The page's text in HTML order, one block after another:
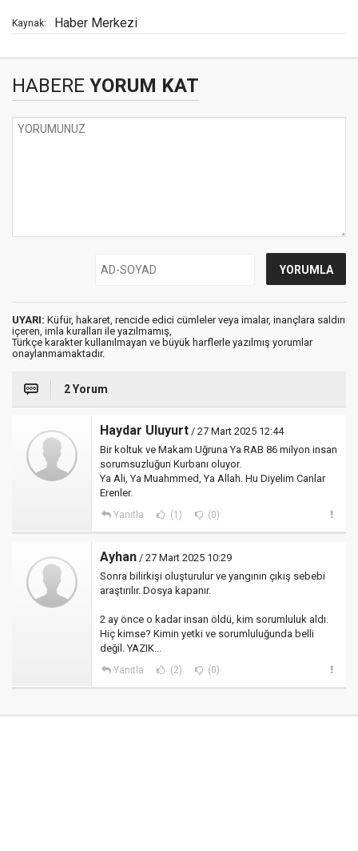
Kaynak: Haber Merkezi
HABERE YORUM KAT
UYARI: Küfür, hakaret, rencide edici cümleler veya imalar, inançlara saldırı
içeren, imla kuralları ile yazılmamış,
Türkçe karakter kullanılmayan ve büyük harflerle yazılmış yorumlar
onaylanmamaktadır.
2 Yorum
Haydar Uluyurt / 27 Mart 2025 12:44
Bir koltuk ve Makam Uğruna Ya RAB 86 milyon insan
sorumsuzluğun Kurbanı oluyor.
Ya Ali, Ya Muahmmed, Ya Allah. Hu Diyelim Canlar
Erenler.
Yanıtla (1) (0)
Ayhan / 27 Mart 2025 10:29
Sonra bilirkişi oluşturulur ve yangının çıkış sebebi
araştırılır. Dosya kapanır.
2 ay önce o kadar insan öldü, kim sorumluluk aldı.
Hiç kimse? Kimin yetki ve sorumluluğunda belli
değil. YAZIK...
Yanıtla (2) (0)